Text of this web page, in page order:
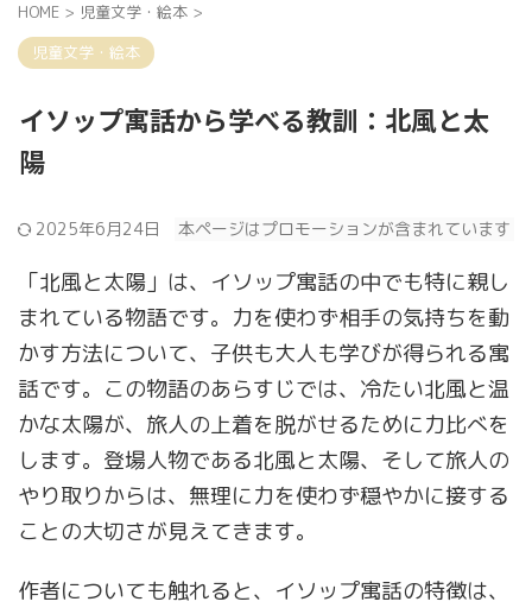
HOME > 児童文学・絵本 >
児童文学・絵本
イソップ寓話から学べる教訓：北風と太
陽
2025年6月24日 本ページはプロモーションが含まれています
「北風と太陽」は、イソップ寓話の中でも特に親し
まれている物語です。力を使わず相手の気持ちを動
かす方法について、子供も大人も学びが得られる寓
話です。この物語のあらすじでは、冷たい北風と温
かな太陽が、旅人の上着を脱がせるために力比べを
します。登場人物である北風と太陽、そして旅人の
やり取りからは、無理に力を使わず穏やかに接する
ことの大切さが見えてきます。
作者についても触れると、イソップ寓話の特徴は、